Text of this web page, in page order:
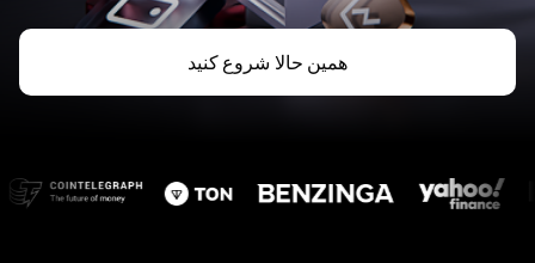
همین حالا شروع کنید